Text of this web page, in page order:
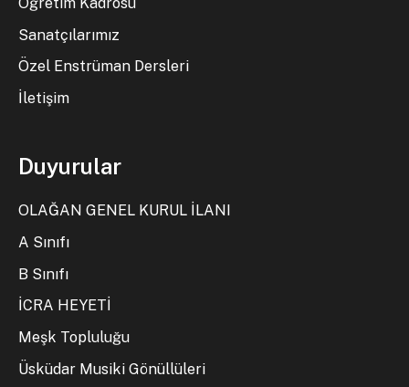
Sanatçılarımız
Özel Enstrüman Dersleri
İletişim
Duyurular
OLAĞAN GENEL KURUL İLANI
A Sınıfı
B Sınıfı
İCRA HEYETİ
Meşk Topluluğu
Üsküdar Musiki Gönüllüleri